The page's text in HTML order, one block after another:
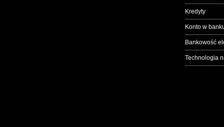
Kredyty
Konto w
Bankowość
Technologia